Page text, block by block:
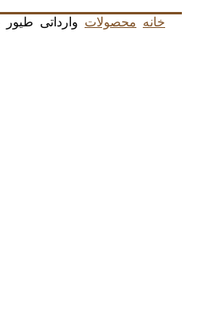
خانه محصولات وارداتی طیور